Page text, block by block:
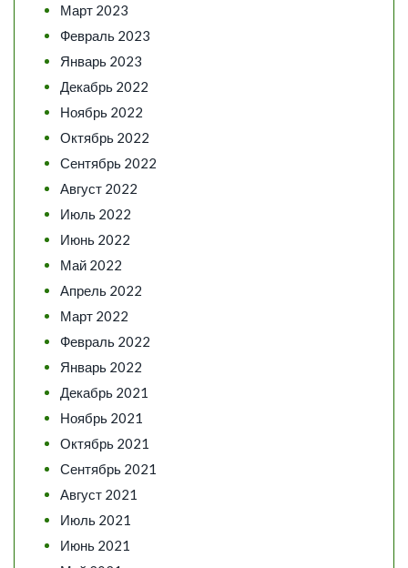
Март 2023
Февраль 2023
Январь 2023
Декабрь 2022
Ноябрь 2022
Октябрь 2022
Сентябрь 2022
Август 2022
Июль 2022
Июнь 2022
Май 2022
Апрель 2022
Март 2022
Февраль 2022
Январь 2022
Декабрь 2021
Ноябрь 2021
Октябрь 2021
Сентябрь 2021
Август 2021
Июль 2021
Июнь 2021